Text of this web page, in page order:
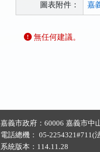
圖表附件： 嘉
無任何建議。
嘉義市政府：60006 嘉義市中
電話總機： 05-2254321#711(
系統版本： 114.11.28